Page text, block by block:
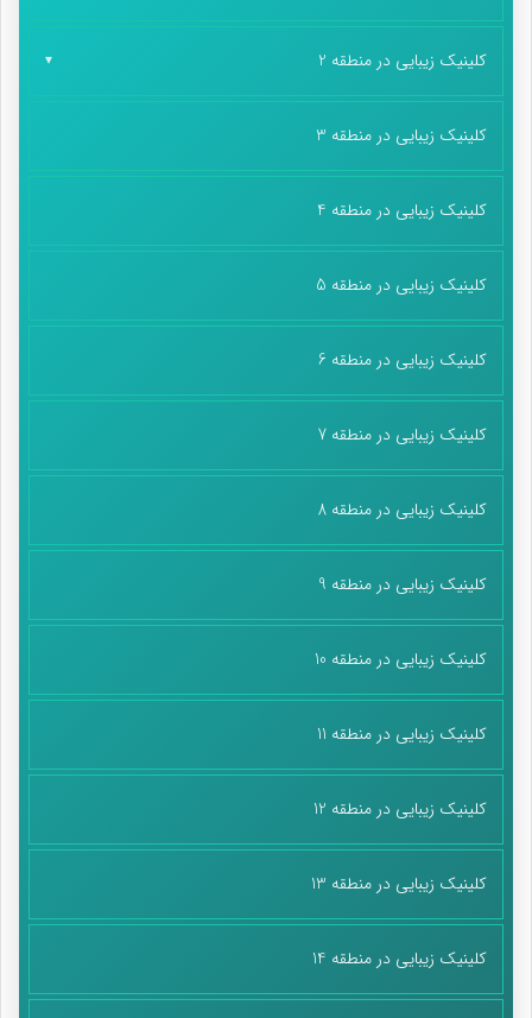
کلینیک زیبایی در منطقه 2
کلینیک زیبایی در منطقه 3
کلینیک زیبایی در منطقه 4
کلینیک زیبایی در منطقه 5
کلینیک زیبایی در منطقه 6
کلینیک زیبایی در منطقه 7
کلینیک زیبایی در منطقه 8
کلینیک زیبایی در منطقه 9
کلینیک زیبایی در منطقه 10
کلینیک زیبایی در منطقه 11
کلینیک زیبایی در منطقه 12
کلینیک زیبایی در منطقه 13
کلینیک زیبایی در منطقه 14